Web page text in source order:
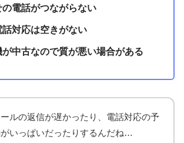
の電話がつながらない
対応は空きがない
が中古なので質が悪い場合がある
ールの返信が遅かったり、電話対応の予
いっぱいだったりするんだね…